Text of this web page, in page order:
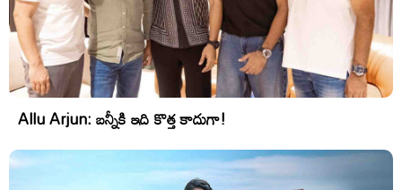
Allu Arjun: బన్నీకి ఇది కొత్త కాదుగా!